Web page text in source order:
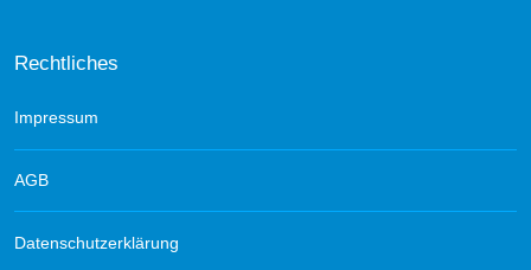
Rechtliches
Impressum
AGB
Datenschutzerklärung